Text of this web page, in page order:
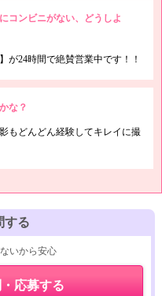
コンビニがない、どうしよ
が24時間で絶賛営業中です！！
な？
もどんどん経験してキレイに撮
する
いから安心
応募する